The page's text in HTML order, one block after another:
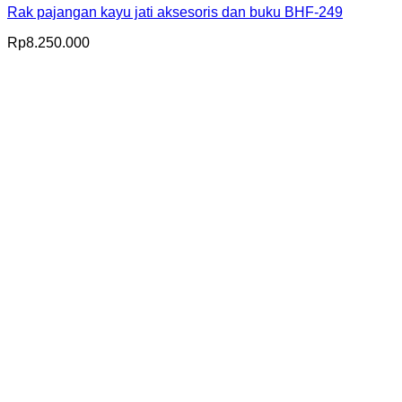
Rak pajangan kayu jati aksesoris dan buku BHF-249
Rp8.250.000